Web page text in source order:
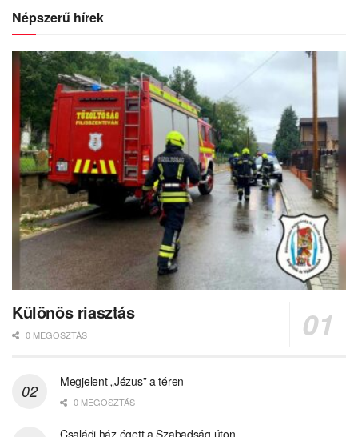
Népszerű hírek
Különös riasztás
0 MEGOSZTÁS
Megjelent „Jézus” a téren
0 MEGOSZTÁS